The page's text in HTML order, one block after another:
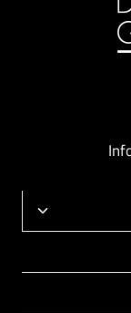
تبديل
الفرعية